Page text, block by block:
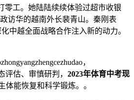
工。她陆陆续续体验过超市收银
访华的越南外长裴青山。秦刚表
中越全面战略合作注入新的动力。
，
估、审慎研判， 2023年体育中考现
能恢复和科学锻炼。。